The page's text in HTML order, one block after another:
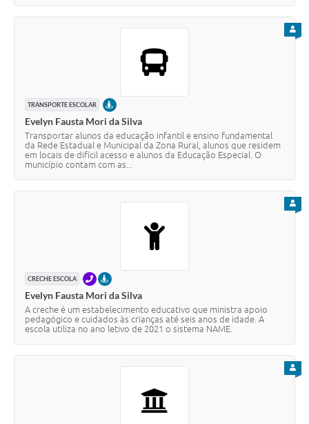
TRANSPORTE ESCOLAR PRESENCIAL
Evelyn Fausta Mori da Silva
Transportar alunos da educação infantil e ensino fundamental
da Rede Estadual e Municipal da Zona Rural, alunos que residem
em locais de difícil acesso e alunos da Educação Especial. O
município contam com as...
CRECHE ESCOLA TELEFONEPRESENCIAL
Evelyn Fausta Mori da Silva
A creche é um estabelecimento educativo que ministra apoio
pedagógico e cuidados às crianças até seis anos de idade. A
escola utiliza no ano letivo de 2021 o sistema NAME.